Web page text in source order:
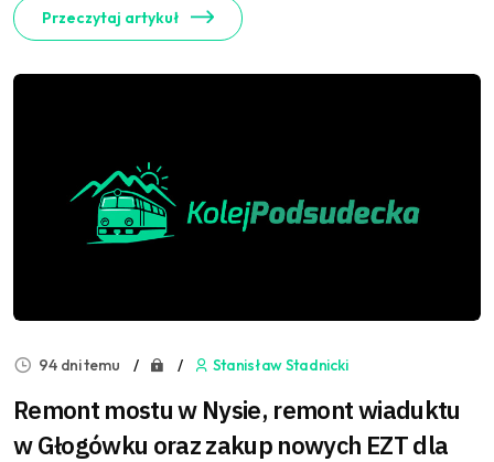
Przeczytaj artykuł
94 dni temu Stanisław Stadnicki
Remont mostu w Nysie, remont wiaduktu
w Głogówku oraz zakup nowych EZT dla